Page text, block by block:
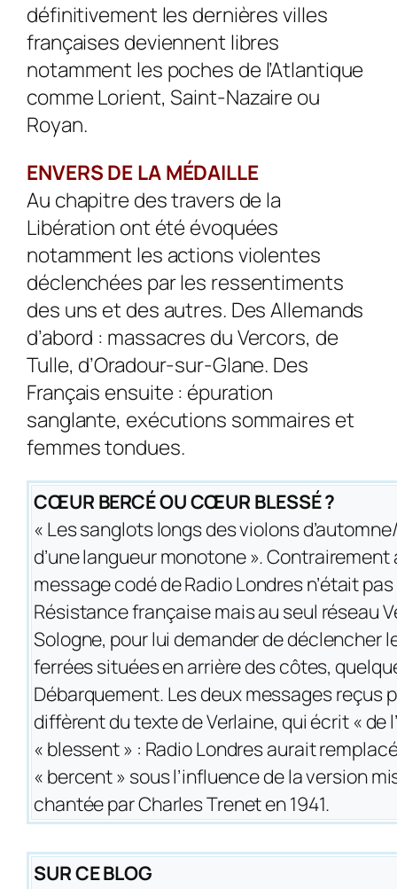
définitivement les dernières villes
françaises deviennent libres
notamment les poches de l’Atlantique
comme Lorient, Saint-Nazaire ou
Royan.
ENVERS DE LA MÉDAILLE
Au chapitre des travers de la
Libération ont été évoquées
notamment les actions violentes
déclenchées par les ressentiments
des uns et des autres. Des Allemands
d’abord : massacres du Vercors, de
Tulle, d’Oradour-sur-Glane. Des
Français ensuite : épuration
sanglante, exécutions sommaires et
femmes tondues.
CŒUR BERCÉ OU CŒUR BLESSÉ ?
« Les sanglots longs des violons
d’une langueur monotone ». Contrairement
message codé de Radio Londres n’était
Résistance française mais au seul réseau
Sologne, pour lui demander de déclencher
ferrées situées en arrière des côtes,
Débarquement. Les deux messages reçus
diffèrent du texte de Verlaine, qui écrit « de
« blessent » : Radio Londres aurait
« bercent » sous l’influence de la version
chantée par Charles Trenet en 1941.
SUR CE BLOG